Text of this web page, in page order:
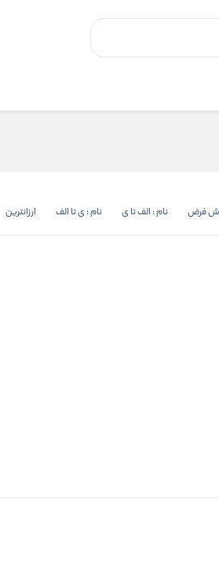
فرض نام : الف تا ی نام : ی تا الف ارزانترین